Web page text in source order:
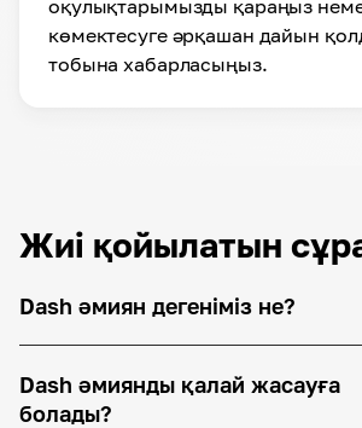
оқулықтарымызды қараңыз
көмектесуге әрқашан дайын
тобына хабарласыңыз.
Жиі қойылатын
Dash әмиян дегеніміз не?
Dash әмиянды қалай жасауға
болады?